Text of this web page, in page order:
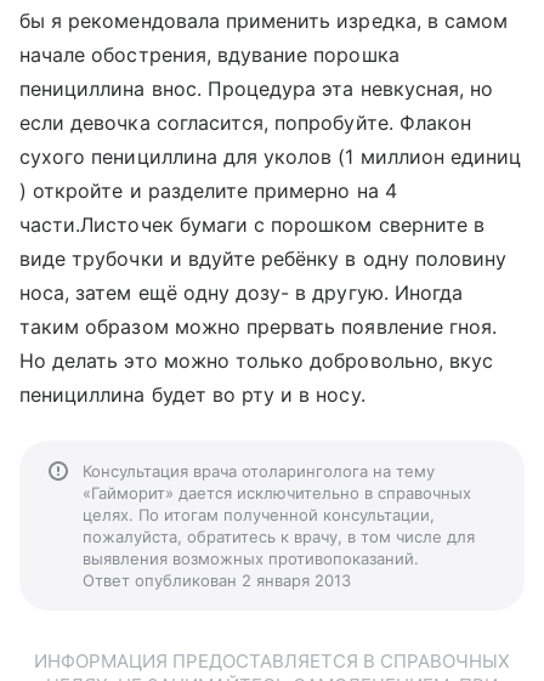
бы я рекомендовала применить изредка, в самом
начале обострения, вдувание порошка
пенициллина внос. Процедура эта невкусная, но
если девочка согласится, попробуйте. Флакон
сухого пенициллина для уколов (1 миллион единиц
) откройте и разделите примерно на 4
части.Листочек бумаги с порошком сверните в
виде трубочки и вдуйте ребёнку в одну половину
носа, затем ещё одну дозу- в другую. Иногда
таким образом можно прервать появление гноя.
Но делать это можно только добровольно, вкус
пенициллина будет во рту и в носу.
Консультация врача отоларинголога на тему
«Гайморит» дается исключительно в справочных
целях. По итогам полученной консультации,
пожалуйста, обратитесь к врачу, в том числе для
выявления возможных противопоказаний.
Ответ опубликован 2 января 2013
ИНФОРМАЦИЯ ПРЕДОСТАВЛЯЕТСЯ В СПРАВОЧНЫХ